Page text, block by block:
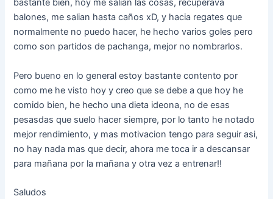
bastante bien, hoy me salian las cosas, recuperava
balones, me salian hasta caños xD, y hacia regates que
normalmente no puedo hacer, he hecho varios goles pero
como son partidos de pachanga, mejor no nombrarlos.
Pero bueno en lo general estoy bastante contento por
como me he visto hoy y creo que se debe a que hoy he
comido bien, he hecho una dieta ideona, no de esas
pesasdas que suelo hacer siempre, por lo tanto he notado
mejor rendimiento, y mas motivacion tengo para seguir asi,
no hay nada mas que decir, ahora me toca ir a descansar
para mañana por la mañana y otra vez a entrenar!!
Saludos